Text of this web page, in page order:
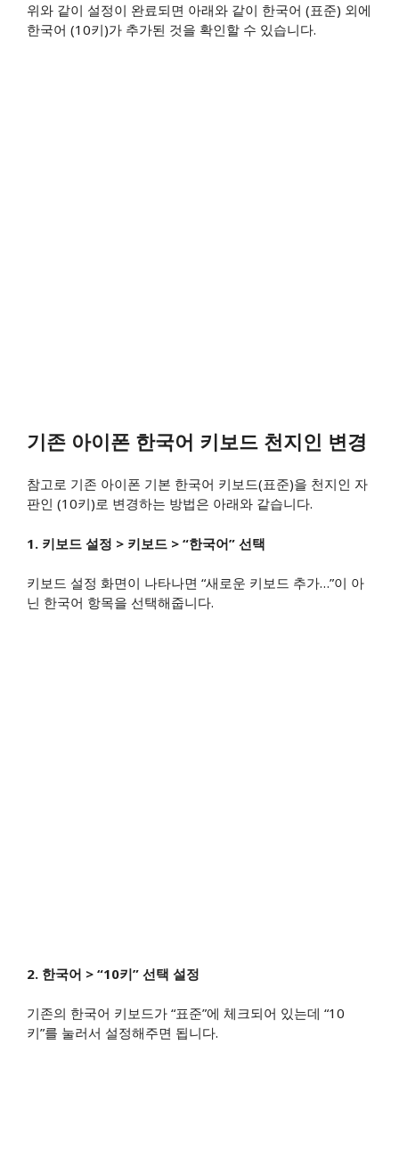
위와 같이 설정이 완료되면 아래와 같이 한국어 (표준) 외에
한국어 (10키)가 추가된 것을 확인할 수 있습니다.
기존 아이폰 한국어 키보드 천지인 변경
참고로 기존 아이폰 기본 한국어 키보드(표준)을 천지인 자
판인 (10키)로 변경하는 방법은 아래와 같습니다.
1. 키보드 설정 > 키보드 > “한국어” 선택
키보드 설정 화면이 나타나면 “새로운 키보드 추가…”이 아
닌 한국어 항목을 선택해줍니다.
2. 한국어 > “10키” 선택 설정
기존의 한국어 키보드가 “표준”에 체크되어 있는데 “10
키”를 눌러서 설정해주면 됩니다.